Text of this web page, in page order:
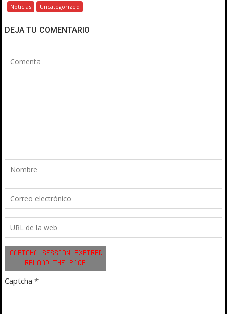
Noticias Uncategorized
DEJA TU COMENTARIO
Captcha *